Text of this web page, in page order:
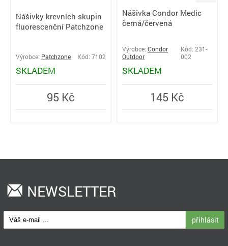
Nášivky krevních skupin
fluorescenční Patchzone
Výrobce: Patchzone Kód: 7102
SKLADEM
95 Kč
Nášivka Condor Medic
černá/červená
Výrobce: Condor
Outdoor
Kód: 231-
002
SKLADEM
145 Kč
NEWSLETTER
přihlásit